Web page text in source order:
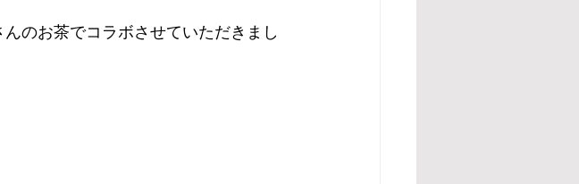
のお茶でコラボさせていただきまし